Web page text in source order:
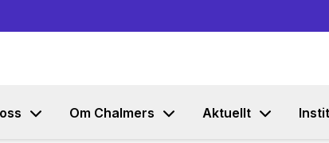
Om Chalmers Aktuellt